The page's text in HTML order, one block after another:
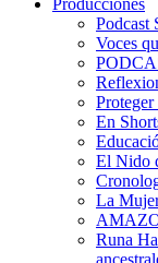
Producciones
Podcast
Voces
Proteger
En
El Nido
La
Runa